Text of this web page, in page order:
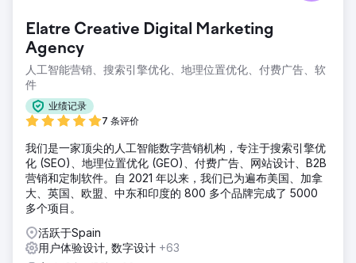
Elatre Creative Digital Marketing
Agency
人工智能营销、搜索引擎优化、地理位置优化、付费广告、软
件
业绩记录
7 条评价
我们是一家顶尖的人工智能数字营销机构，专注于搜索引擎优
化 (SEO)、地理位置优化 (GEO)、付费广告、网站设计、B2B
营销和定制软件。自 2021 年以来，我们已为遍布美国、加拿
大、英国、欧盟、中东和印度的 800 多个品牌完成了 5000
多个项目。
活跃于Spain
用户体验设计, 数字设计 +63